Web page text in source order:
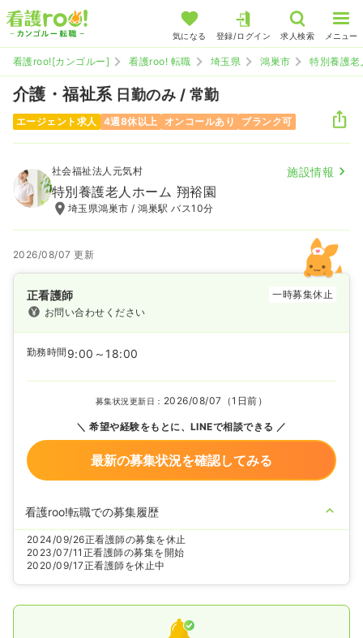
気になる 登録/ログイン 求人検索 メニュー
看護roo![カンゴルー] 看護roo! 転職 埼玉県 鴻巣市 特別養護
介護・福祉系 日勤のみ / 常勤
エージェント求人 4週8休以上 オンコールあり ブランク可
社会福祉法人元気村 施設情報
特別養護老人ホーム 翔裕園
埼玉県鴻巣市 / 鴻巣駅 バス10分
2026/08/07 更新
正看護師
一時募集休止
お問い合わせください
勤務時間 9:00～18:00
募集状況更新日： 2026/08/07（1日前）
希望や経験をもとに、LINEで相談できる
最新の募集状況を確認してみる
看護roo!転職での募集履歴
2024/09/26正看護師の募集を休止
2023/07/11 正看護師の募集を開始
2020/09/17正看護師を休止中